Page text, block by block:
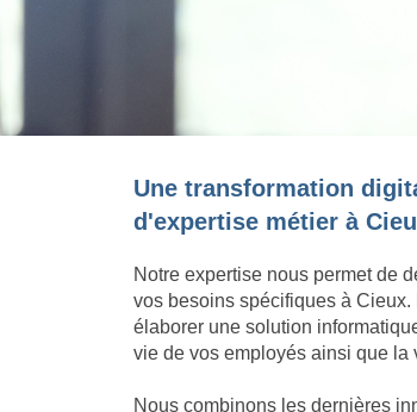
Une transformation
d'expertise métier à
Notre expertise nous permet de
vos besoins spécifiques à
élaborer une solution
vie de vos employés ainsi que la
Nous combinons les dernières